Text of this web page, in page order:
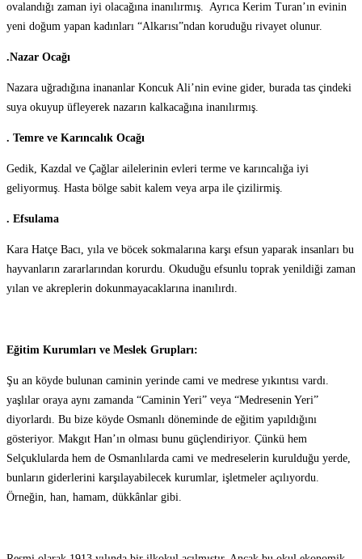
ovalandığı zaman iyi olacağına inanılırmış. Ayrıca Kerim Turan’ın evinin
yeni doğum yapan kadınları “Alkarısı”ndan koruduğu rivayet olunur.
.Nazar Ocağı
Nazara uğradığına inananlar Koncuk Ali’nin evine gider, burada tas çindeki
suya okuyup üfleyerek nazarın kalkacağına inanılırmış.
. Temre ve Karıncalık Ocağı
Gedik, Kazdal ve Çağlar ailelerinin evleri terme ve karıncalığa iyi
geliyormuş. Hasta bölge sabit kalem veya arpa ile çizilirmiş.
. Efsulama
Kara Hatçe Bacı, yıla ve böcek sokmalarına karşı efsun yaparak insanları bu
hayvanların zararlarından korurdu. Okuduğu efsunlu toprak yenildiği zaman
yılan ve akreplerin dokunmayacaklarına inanılırdı.
Eğitim Kurumları ve Meslek Grupları:
Şu an köyde bulunan caminin yerinde cami ve medrese yıkıntısı vardı.
yaşlılar oraya aynı zamanda “Caminin Yeri” veya “Medresenin Yeri”
diyorlardı. Bu bize köyde Osmanlı döneminde de eğitim yapıldığını
gösteriyor. Makgıt Han’ın olması bunu güçlendiriyor. Çünkü hem
Selçuklularda hem de Osmanlılarda cami ve medreselerin kurulduğu yerde,
bunların giderlerini karşılayabilecek kurumlar, işletmeler açılıyordu.
Örneğin, han, hamam, dükkânlar gibi.